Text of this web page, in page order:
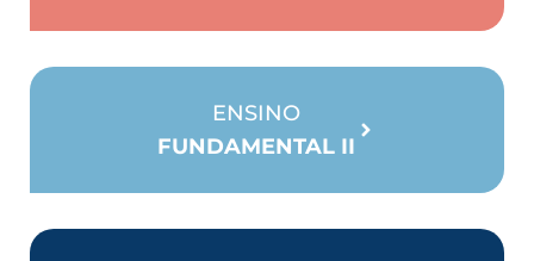
ENSINO
FUNDAMENTAL II